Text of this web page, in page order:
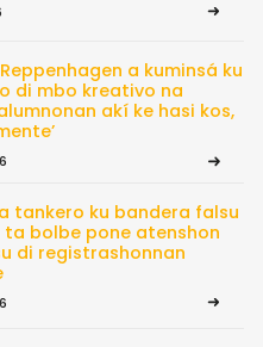
a kuminsá ku
di mbo kreativo na
alumnonan akí ke hasi kos,
tankero ku bandera falsu
ta bolbe pone atenshon
di registrashonnan